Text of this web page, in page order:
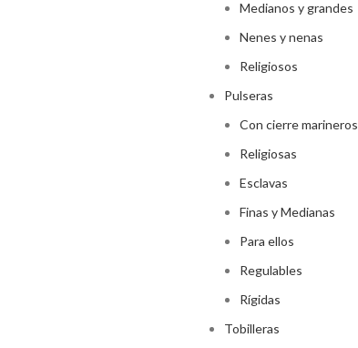
Medianos y grandes
Nenes y nenas
Religiosos
Pulseras
Con cierre marineros
Religiosas
Esclavas
Finas y Medianas
Para ellos
Regulables
Rígidas
Tobilleras